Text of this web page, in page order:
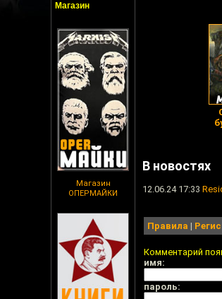
Магазин
Магазин
ОПЕРМАЙКИ
В новостях
12.06.24 17:33
Правила |
Комментарий
имя:
пароль: